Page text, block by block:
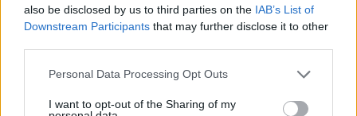
also be disclosed by us to third parties on the IAB’s List of
Downstream Participants that may further disclose it to other
Please note that this website/app uses one or more Google
not limited to your visit or usage behaviour. You may click to
Personal Data Processing Opt Outs
I want to opt-out of the Sharing of my
Σύμφωνα με την εφημερίδα, οι πάροχοι ρεύματος
προβαίνουν πραξικοπηματικά σε αθρόες, μονομερείς
αλλαγές τιμολογίων τα οποία μετατρέπουν από σταθερά
σε κυμαινόμενα, δηλαδή βάζουν την περιβόητη ρήτρα
γνωρίζουν.